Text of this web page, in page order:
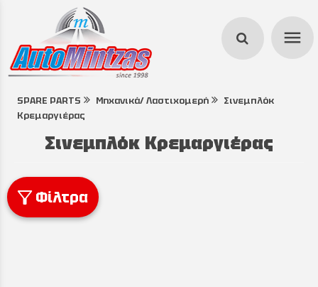
menu
search
SPARE PARTS Μηχανικά/ Λαστιχομερή
Σινεμπλόκ
Κρεμαργιέρας
Σινεμπλόκ Κρεμαργιέρας
Φίλτρα